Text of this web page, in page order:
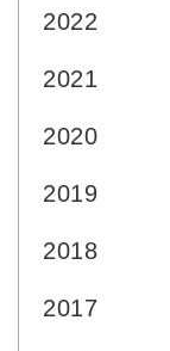
2022
2021
2020
2019
2018
2017